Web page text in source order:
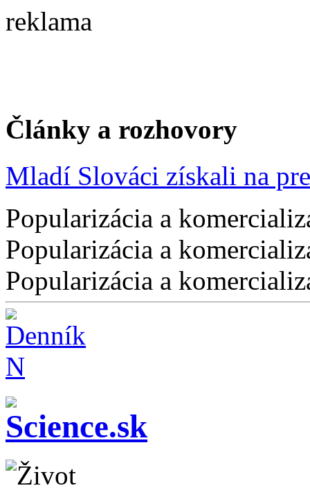
reklama
Články a rozhovory
Mladí Slováci získali na
Popularizácia a
Popularizácia a
Popularizácia a